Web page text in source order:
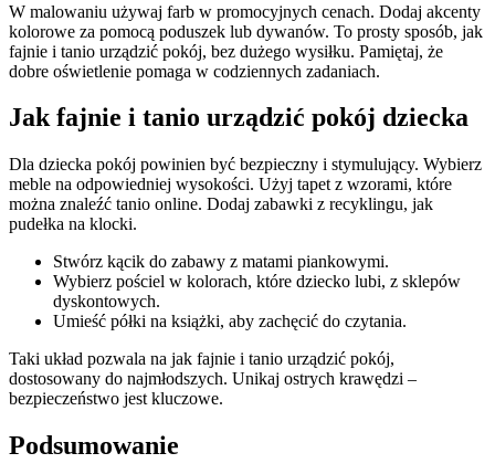
W malowaniu używaj farb w promocyjnych cenach. Dodaj akcenty
kolorowe za pomocą poduszek lub dywanów. To prosty sposób, jak
fajnie i tanio urządzić pokój, bez dużego wysiłku. Pamiętaj, że
dobre oświetlenie pomaga w codziennych zadaniach.
Jak fajnie i tanio urządzić pokój dziecka
Dla dziecka pokój powinien być bezpieczny i stymulujący. Wybierz
meble na odpowiedniej wysokości. Użyj tapet z wzorami, które
można znaleźć tanio online. Dodaj zabawki z recyklingu, jak
pudełka na klocki.
Stwórz kącik do zabawy z matami piankowymi.
Wybierz pościel w kolorach, które dziecko lubi, z sklepów
dyskontowych.
Umieść półki na książki, aby zachęcić do czytania.
Taki układ pozwala na jak fajnie i tanio urządzić pokój,
dostosowany do najmłodszych. Unikaj ostrych krawędzi –
bezpieczeństwo jest kluczowe.
Podsumowanie